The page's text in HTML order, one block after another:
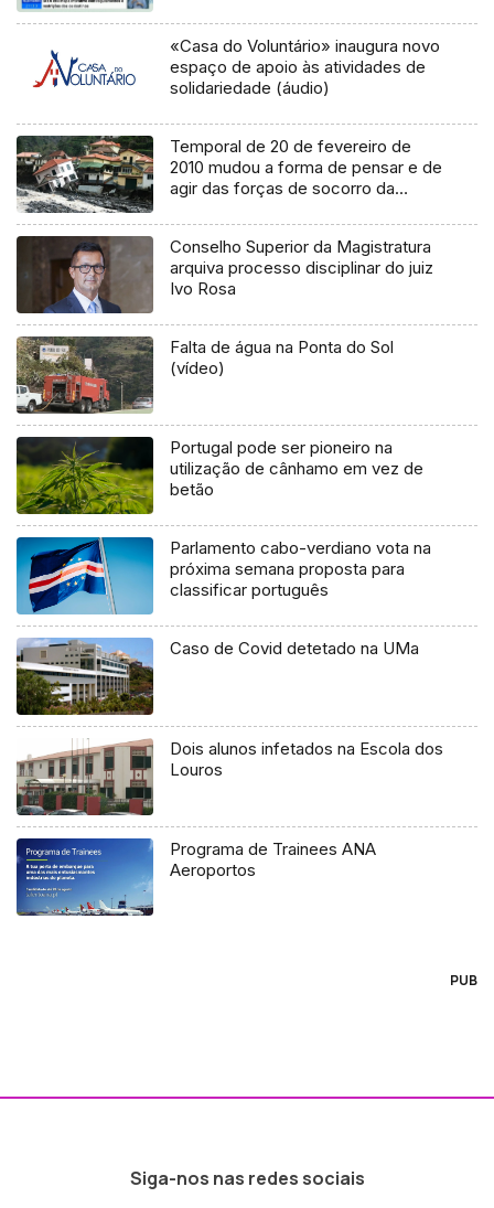
«Casa do Voluntário» inaugura novo
espaço de apoio às atividades de
solidariedade (áudio)
Temporal de 20 de fevereiro de
2010 mudou a forma de pensar e de
agir das forças de socorro da
Conselho Superior da Magistratura
arquiva processo disciplinar do juiz
Ivo Rosa
Falta de água na Ponta do Sol
(vídeo)
Portugal pode ser pioneiro na
utilização de cânhamo em vez de
betão
Parlamento cabo-verdiano vota na
próxima semana proposta para
classificar português
Caso de Covid detetado na UMa
Dois alunos infetados na Escola dos
Louros
Programa de Trainees ANA
Aeroportos
PUB
Siga-nos nas redes sociais